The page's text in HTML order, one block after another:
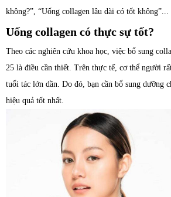
không?”, “Uống collagen lâu dài có tốt không”...
Uống collagen có thực sự tốt?
Theo các nghiên cứu khoa học, việc bổ sung
25 là điều cần thiết. Trên thực tế, cơ thể người
tuổi tác lớn dần. Do đó, bạn cần bổ sung dưỡng
hiệu quả tốt nhất.